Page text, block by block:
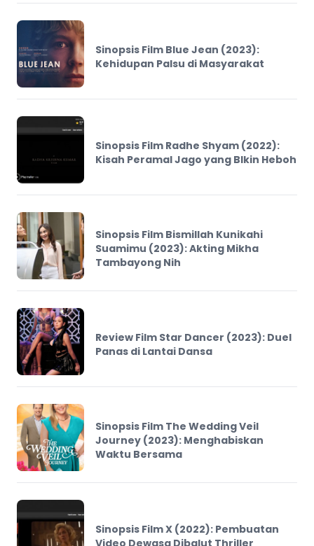
Sinopsis Film Blue Jean (2023):
Kehidupan Palsu di Masyarakat
Sinopsis Film Radhe Shyam (2022):
Kisah Peramal Jago yang BIkin Heboh
Sinopsis Film Bismillah Kunikahi
Suamimu (2023): Akting Mikha
Tambayong Nih
Review Film Star Dancer (2023): Duel
Panas di Lantai Dansa
Sinopsis Film The Wedding Veil
Journey (2023): Menghabiskan
Waktu Bersama
Sinopsis Film X (2022): Pembuatan
Video Dewasa Dibalut Thriller